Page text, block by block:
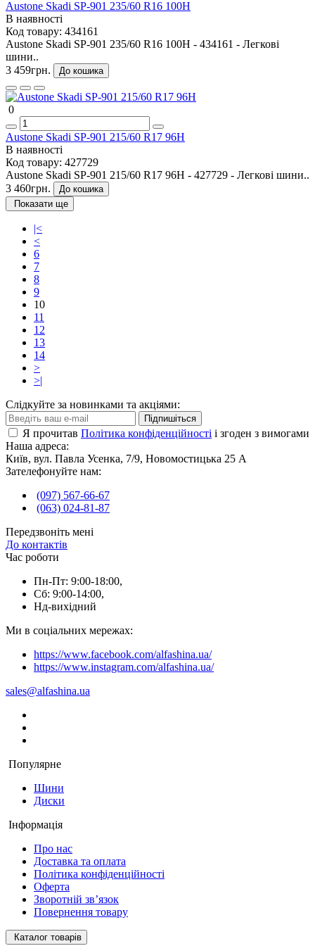
Austone Skadi SP-901 235/60 R16 100H
В наявності
Код товару: 434161
Austone Skadi SP-901 235/60 R16 100H - 434161 - Легкові
шини..
3 459грн.
До кошика
0
Austone Skadi SP-901 215/60 R17 96H
В наявності
Код товару: 427729
Austone Skadi SP-901 215/60 R17 96H - 427729 - Легкові шини..
3 460грн.
До кошика
Показати ще
|<
<
6
7
8
9
10
11
12
13
14
>
>|
Слідкуйте за новинками та акціями:
Підпишіться
Я прочитав Політика конфіденційності і згоден з вимогами
Наша адреса:
Київ, вул. Павла Усенка, 7/9, Новомостицька 25 А
Зателефонуйте нам:
(097) 567-66-67
(063) 024-81-87
Передзвоніть мені
До контактів
Час роботи
Пн-Пт: 9:00-18:00,
Сб: 9:00-14:00,
Нд-вихідний
Ми в соціальних мережах:
https://www.facebook.com/alfashina.ua/
https://www.instagram.com/alfashina.ua/
sales@alfashina.ua
Популярне
Шини
Диски
Інформація
Про нас
Доставка та оплата
Політика конфіденційності
Оферта
Зворотній зв’язок
Повернення товару
Каталог товарів